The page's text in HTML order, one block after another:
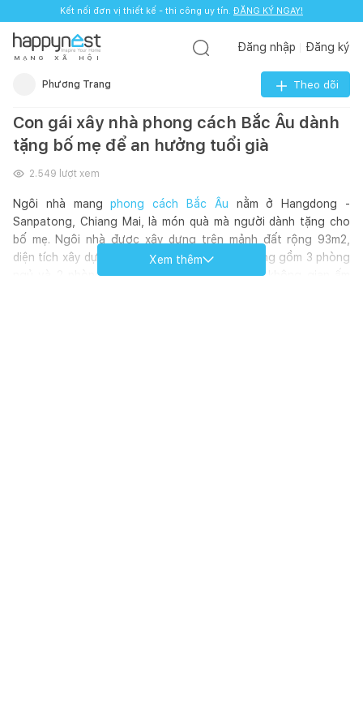
Kết nối đơn vị thiết kế - thi công uy tín. ĐĂNG KÝ NGAY!
M Ạ N G X Ã H Ộ I
Đăng nhập Đăng ký
Phương Trang Theo dõi
Con gái xây nhà phong cách Bắc Âu dành
tặng bố mẹ để an hưởng tuổi già
2.549 lượt xem
Ngôi nhà mangphong cách Bắc Âu nằm ở Hangdong -
Sanpatong, Chiang Mai, là món quà mà người dành tặng cho
bố mẹ. Ngôi nhà được xây dựng trên mảnh đất rộng 93m2,
diện tích xây dựng là 130m2. Công năng sử dụng gồm 3 phòng
ngủ và 2 phòng vệ sinh, đủ để tạo nên một không gian ấm
Xem thêm